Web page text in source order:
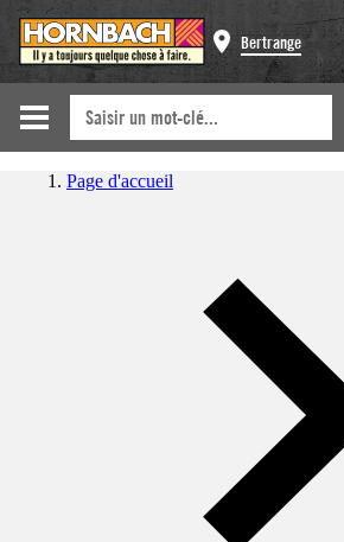
Bertrange
Page d'accueil